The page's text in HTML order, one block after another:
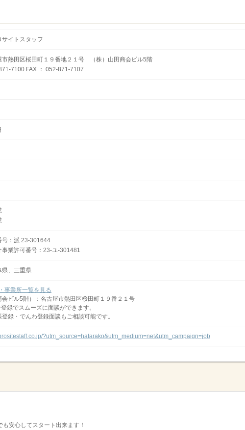
イトスタッフ
市熱田区桜田町１９番地２１号 （株）山田商会ビル5階
7100 FAX ： 052-871-7107
号：派 23-301644
事業許可番号：23-ユ-301481
県、三重県
事業所一覧を見る
会ビル5階）：名古屋市熱田区桜田町１９番２１号
録でスムーズに面談ができます。
録・でんわ登録面談もご相談可能です。
?utm_source=hatarako&utm_medium=net&utm_campaign=job
安心してスタート出来ます！